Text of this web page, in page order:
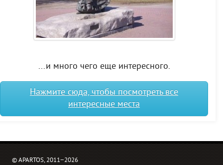
...и много чего еще интересного.
Нажмите сюда, чтобы посмотреть все
интересные места
© APARTOS, 2011−2026